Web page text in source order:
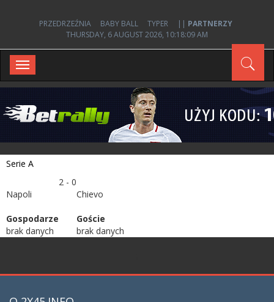
PRZEDRZEŹNIA BABY BALL TYPER || PARTNERZY
THURSDAY, 6 AUGUST 2026, 10:18:09 AM
Toggle
navigation
Serie A
2 - 0
Napoli
Chievo
Gospodarze
brak danych
Goście
brak danych